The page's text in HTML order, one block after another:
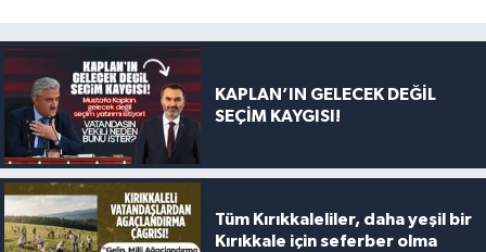
KAPLAN’IN GELECEK DEĞİL
SEÇİM KAYGISI!
Tüm Kırıkkaleliler, daha yeşil bir
Kırıkkale için seferber olma